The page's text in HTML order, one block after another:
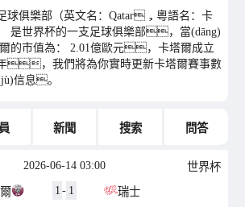
球俱樂部（英文名：Qatar，粵語名：卡
是世界杯的一支足球俱樂部，當(dāng)
的市值為： 2.01億歐元，卡塔爾成立
，我們將為你實時更新卡塔爾賽事數
信息。
新聞 搜索 問答
2026-06-14 03:00
世界杯
1 - 1
瑞士